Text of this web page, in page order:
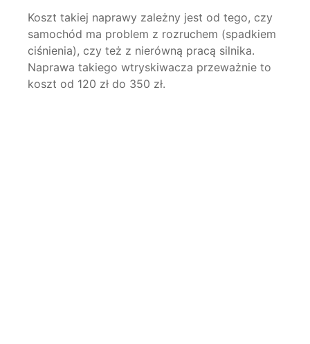
Koszt takiej naprawy zależny jest od tego, czy
samochód ma problem z rozruchem (spadkiem
ciśnienia), czy też z nierówną pracą silnika.
Naprawa takiego wtryskiwacza przeważnie to
koszt od 120 zł do 350 zł.